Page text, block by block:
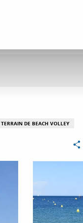
TERRAIN DE BEACH VOLLEY